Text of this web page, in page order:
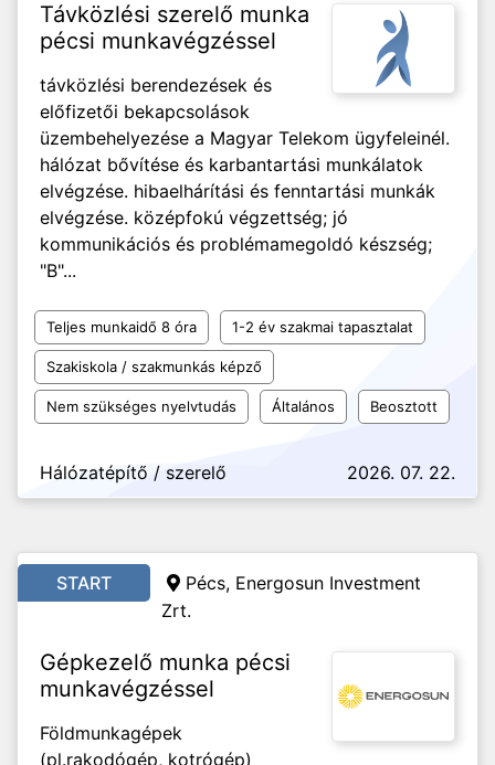
Távközlési szerelő munka
pécsi munkavégzéssel
távközlési berendezések és
előfizetői bekapcsolások
üzembehelyezése a Magyar Telekom ügyfeleinél.
hálózat bővítése és karbantartási munkálatok
elvégzése. hibaelhárítási és fenntartási munkák
elvégzése. középfokú végzettség; jó
kommunikációs és problémamegoldó készség;
"B"...
Teljes munkaidő 8 óra 1-2 év szakmai tapasztalat
Szakiskola / szakmunkás képző
Nem szükséges nyelvtudás Általános Beosztott
Hálózatépítő / szerelő 2026. 07. 22.
START
Pécs, Energosun Investment
Zrt.
Gépkezelő munka pécsi
munkavégzéssel
Földmunkagépek
(pl.rakodógép, kotrógép)